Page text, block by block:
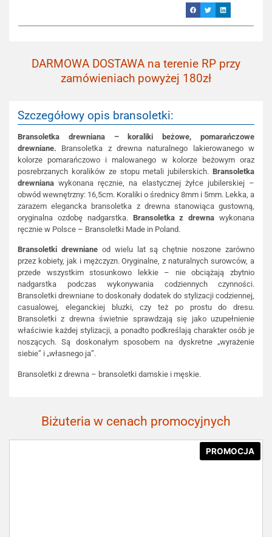
DARMOWA DOSTAWA na terenie RP przy
zamówieniach powyżej 180zł
Szczegółowy opis bransoletki:
Bransoletka drewniana – koraliki beżowe, pomarańczowe
drewniane. Bransoletka z drewna naturalnego lakierowanego w
kolorze pomarańczowo i malowanego w kolorze beżowym oraz
posrebrzanych koralików ze stopu metali jubilerskich. Bransoletka
drewniana wykonana ręcznie, na elastycznej żyłce jubilerskiej –
obwód wewnętrzny: 16,5cm. Koraliki o średnicy 8mm i 5mm. Lekka, a
zarazem elegancka bransoletka z drewna stanowiąca gustowną,
oryginalna ozdobę nadgarstka. Bransoletka z drewna wykonana
ręcznie w Polsce – Bransoletki Made in Poland.
Bransoletki drewnianeod wielu lat są chętnie noszone zarówno
przez kobiety, jak i mężczyzn. Oryginalne, z naturalnych surowców, a
przede wszystkim stosunkowo lekkie – nie obciążają zbytnio
nadgarstka podczas wykonywania codziennych czynności.
Bransoletki drewniane to doskonały dodatek do stylizacji codziennej,
casualowej, eleganckiej bluzki, czy też po prostu do dresu.
Bransoletki z drewna świetnie sprawdzają się jako uzupełnienie
właściwie każdej stylizacji, a ponadto podkreślają charakter osób je
noszących. Są doskonałym sposobem na dyskretne „wyrażenie
siebie” i „własnego ja”.
Bransoletki z drewna – bransoletki damskie i męskie.
Biżuteria w cenach promocyjnych
PROMOCJA